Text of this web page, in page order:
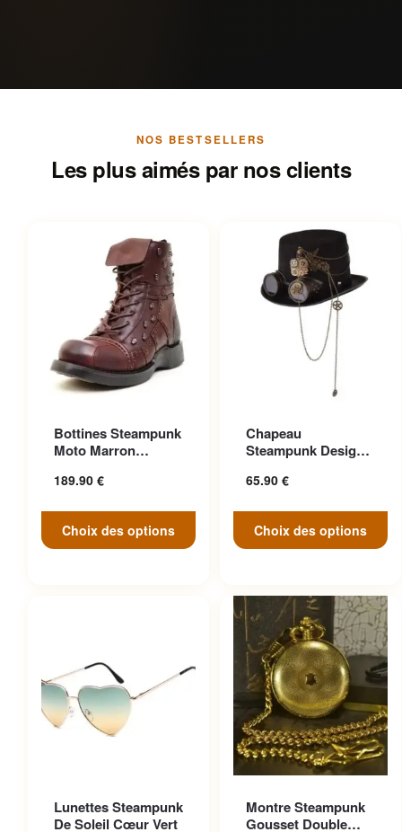
NOS BESTSELLERS
Les plus aimés par nos clients
Bottines Steampunk
Moto Marron
189.90 €
Choix des options
variations. Les options
page du produit
Chapeau
Steampunk Design
65.90 €
Choix des options
variations. Les options
peuvent être choisies sur la
page du produit
Lunettes Steampunk
De Soleil Cœur Vert
variations. Les options
Montre Steampunk
Gousset Double